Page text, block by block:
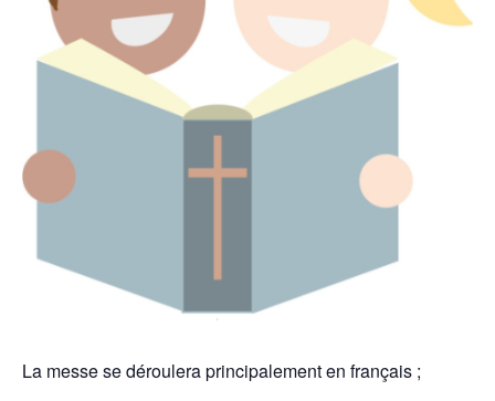
La messe se déroulera principalement en français ;